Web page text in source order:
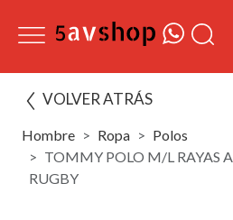
VOLVER ATRÁS
Hombre Ropa
Polos
TOMMY POLO M/L RAYAS
RUGBY